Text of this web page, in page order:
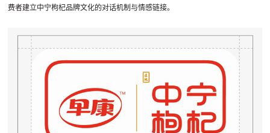
费者建立中宁枸杞品牌文化的对话机制与情感链接。